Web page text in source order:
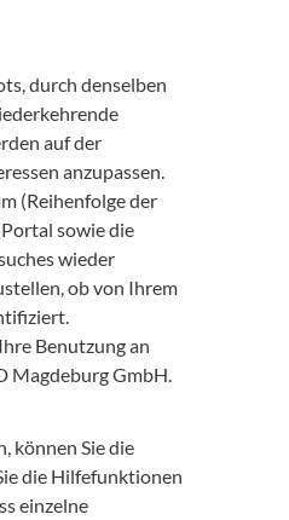
durch denselben
auf der
anzupassen.
(Reihenfolge der
sowie die
wieder
ob von Ihrem
Benutzung an
Magdeburg GmbH.
können Sie die
die Hilfefunktionen
einzelne